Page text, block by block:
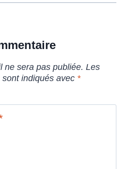
ne sera pas publiée. Les
indiqués avec *